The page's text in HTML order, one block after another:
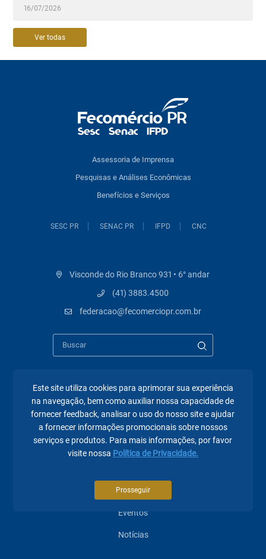
16/07/2026
Ver todas
Assessoria de Imprensa
Pesquisas e Análises Econômicas
Benefícios e Serviços
SESC PR SENAC PR IFPD CNC
Visconde do Rio Branco 931 • 6° andar
(41) 3883.4500
federacao@fecomerciopr.com.br
Páginas mais visitadas
A Fecomércio PR
Atuação
Eventos
Notícias
Este site utiliza cookies para aprimorar sua experiência
na navegação, bem como auxiliar nossa capacidade de
fornecer feedback, analisar o uso do nosso site e ajudar
a fornecer informações promocionais sobre nossos
serviços e produtos. Para mais informações, por favor
visite nossa Política de Privacidade.
Prosseguir